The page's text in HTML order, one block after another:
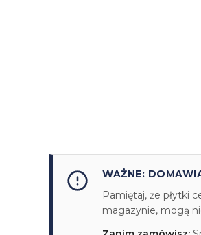
WAŻNE:
Pamiętaj, że płytki
magazynie, mogą